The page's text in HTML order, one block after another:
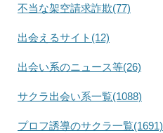
不当な架空請求詐欺(77)
出会えるサイト(12)
出会い系のニュース等(26)
サクラ出会い系一覧(1088)
プロフ誘導のサクラ一覧(1691)